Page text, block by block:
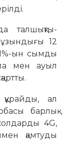
талшықты-
ұзындығы 12
ын сымды
мен ауыл
ал
барлық
4G,
қамтуды